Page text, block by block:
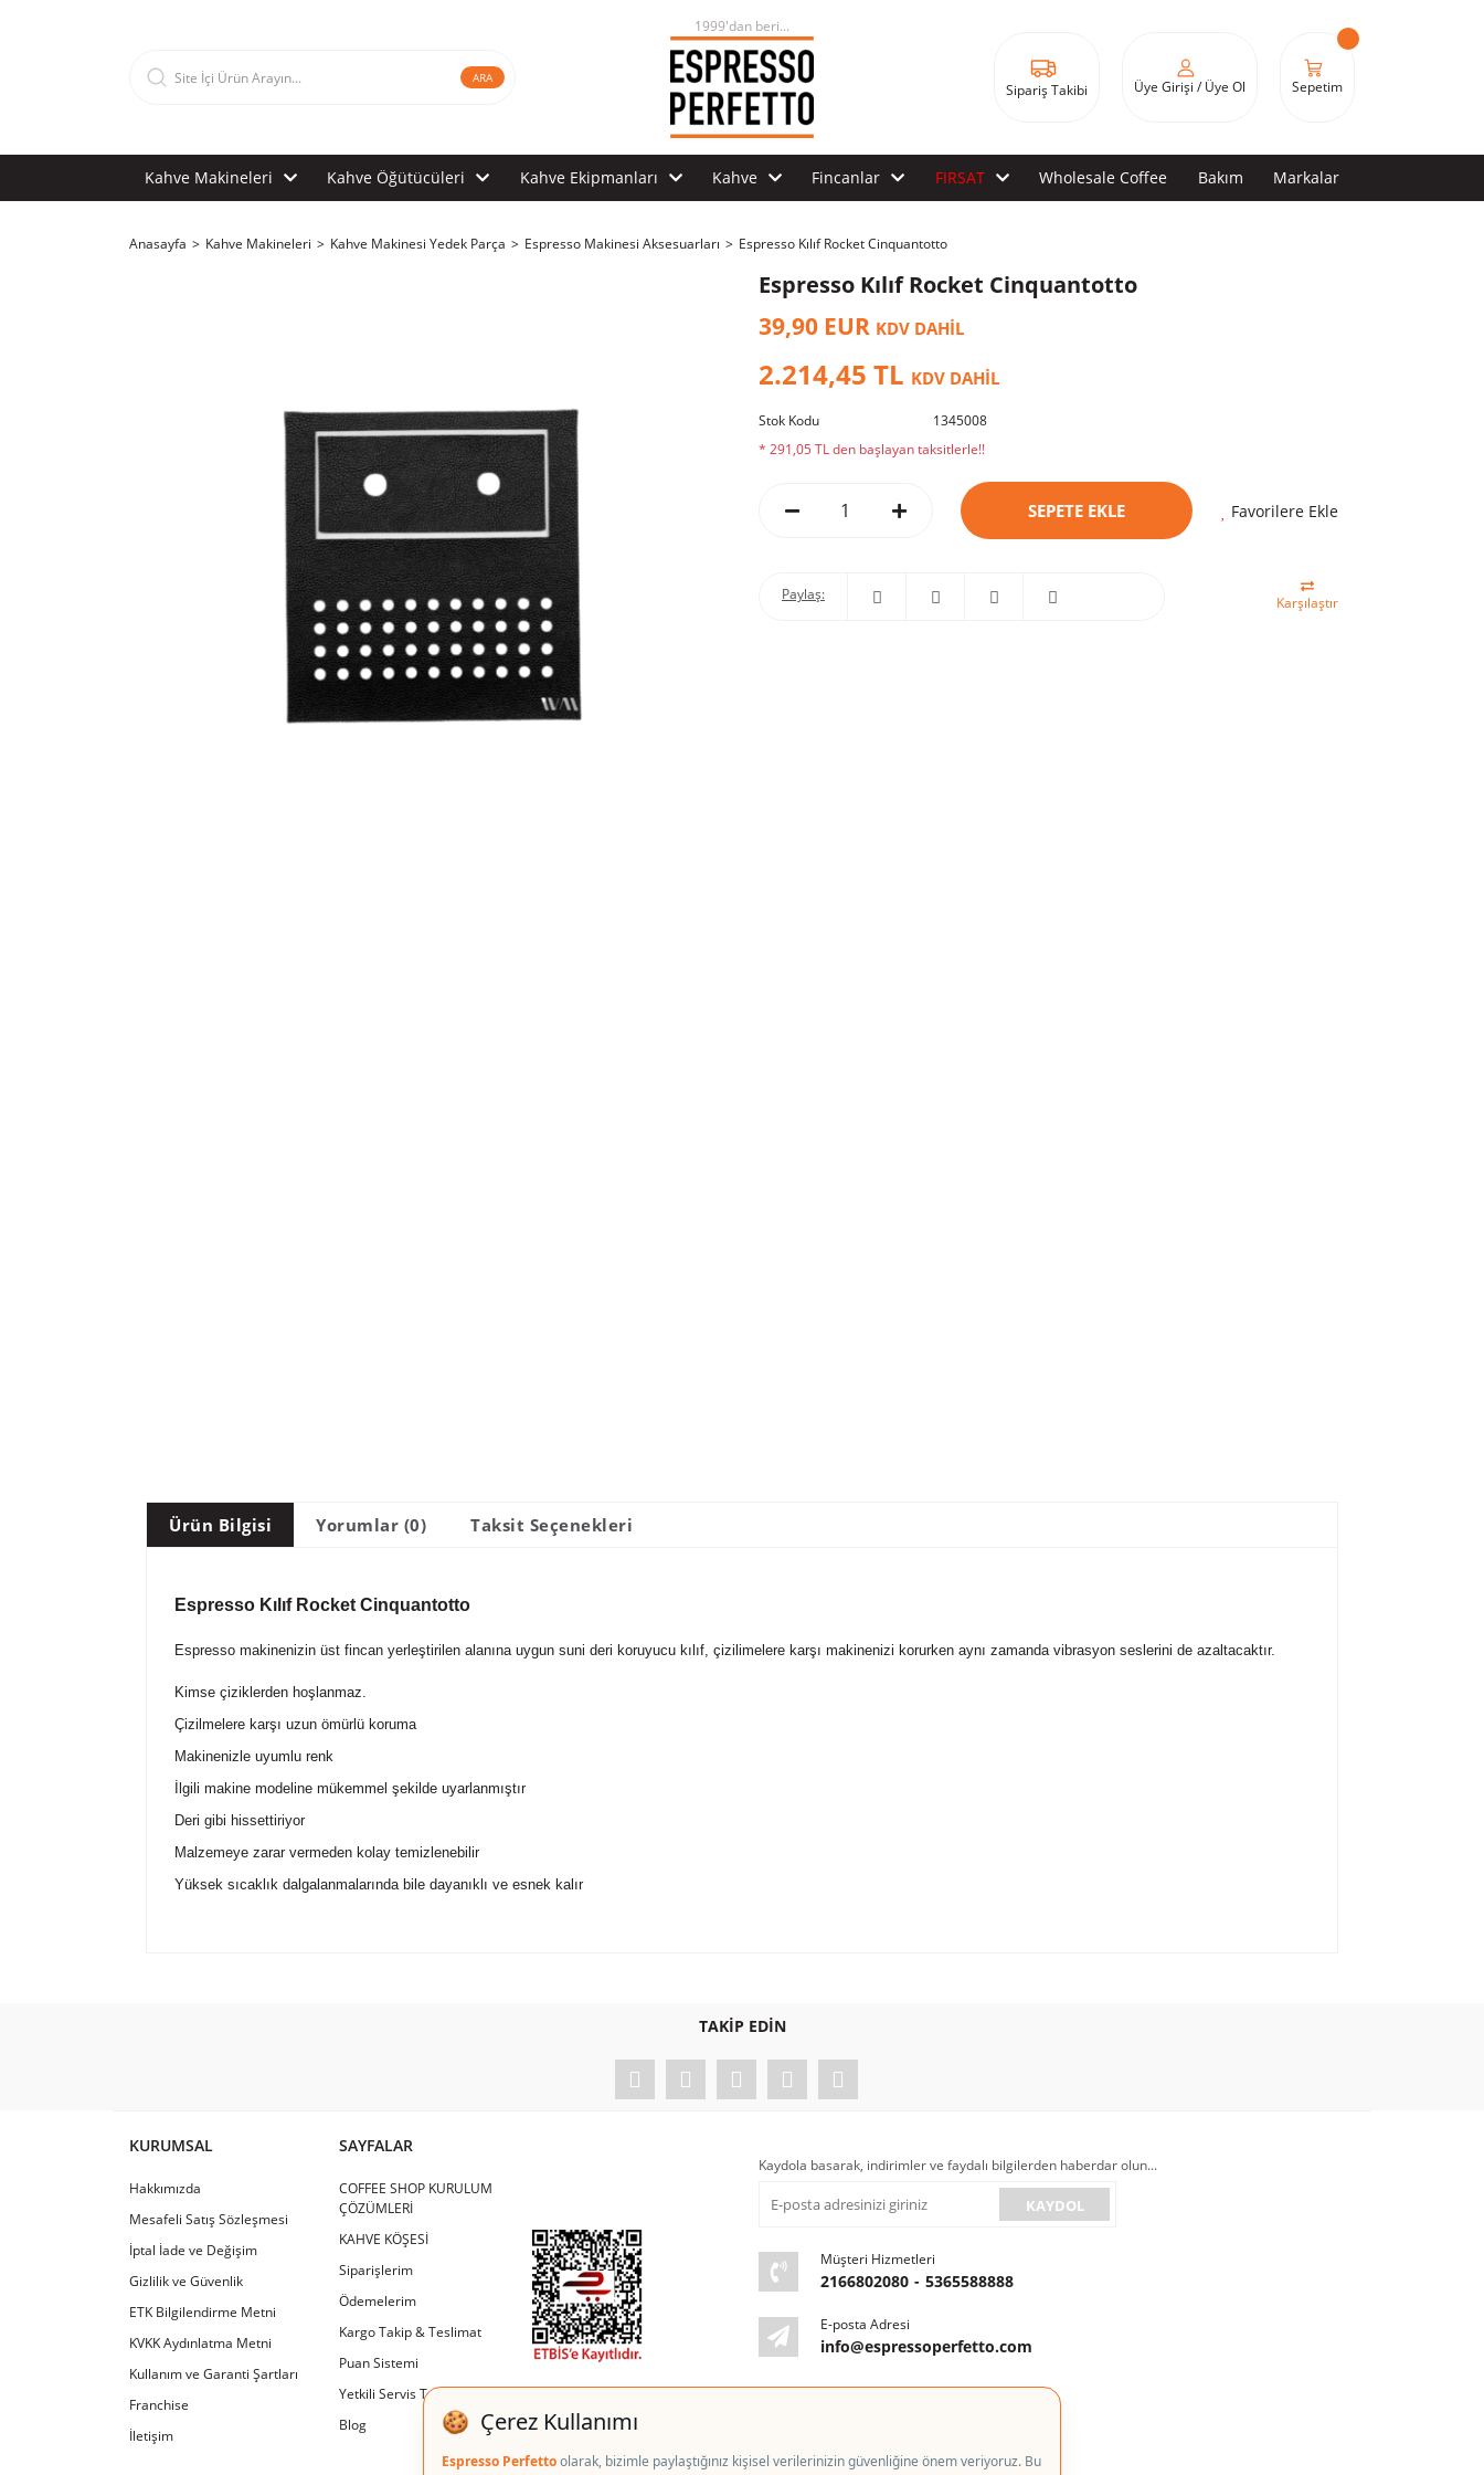
ARA
1999'dan beri...
Sipariş Takibi Üye Girişi / Üye Ol Sepetim
Kahve Makineleri Kahve Öğütücüleri Kahve Ekipmanları Kahve Fincanlar FIRSAT Wholesale Coffee Bakım Markalar
Anasayfa Kahve Makineleri Kahve Makinesi Yedek Parça Espresso Makinesi Aksesuarları Espresso Kılıf Rocket Cinquantotto
Espresso Kılıf Rocket Cinquantotto
39,90 EUR KDV DAHİL
2.214,45 TL KDV DAHİL
Stok Kodu
1345008
* 291,05 TL den başlayan taksitlerle!!
SEPETE EKLE Favorilere Ekle
Paylaş: Karşılaştır
Ürün Bilgisi Yorumlar (0) Taksit Seçenekleri
Espresso Kılıf Rocket Cinquantotto
Espresso makinenizin üst fincan yerleştirilen alanına uygun suni deri koruyucu kılıf, çizilimelere karşı makinenizi korurken aynı zamanda vibrasyon seslerini de azaltacaktır.
Kimse çiziklerden hoşlanmaz.
Çizilmelere karşı uzun ömürlü koruma
Makinenizle uyumlu renk
İlgili makine modeline mükemmel şekilde uyarlanmıştır
Deri gibi hissettiriyor
Malzemeye zarar vermeden kolay temizlenebilir
Yüksek sıcaklık dalgalanmalarında bile dayanıklı ve esnek kalır
TAKİP EDİN
KURUMSAL
Hakkımızda
Mesafeli Satış Sözleşmesi
İptal İade ve Değişim
Gizlilik ve Güvenlik
ETK Bilgilendirme Metni
KVKK Aydınlatma Metni
Kullanım ve Garanti Şartları
Franchise
İletişim
SAYFALAR
COFFEE SHOP KURULUM
ÇÖZÜMLERİ
KAHVE KÖŞESİ
Siparişlerim
Ödemelerim
Kargo Takip & Teslimat
Puan Sistemi
Yetkili Servis Tamir & Bakım
Blog
Kaydola basarak, indirimler ve faydalı bilgilerden haberdar olun...
KAYDOL
Müşteri Hizmetleri
2166802080 - 5365588888
E-posta Adresi
info@espressoperfetto.com